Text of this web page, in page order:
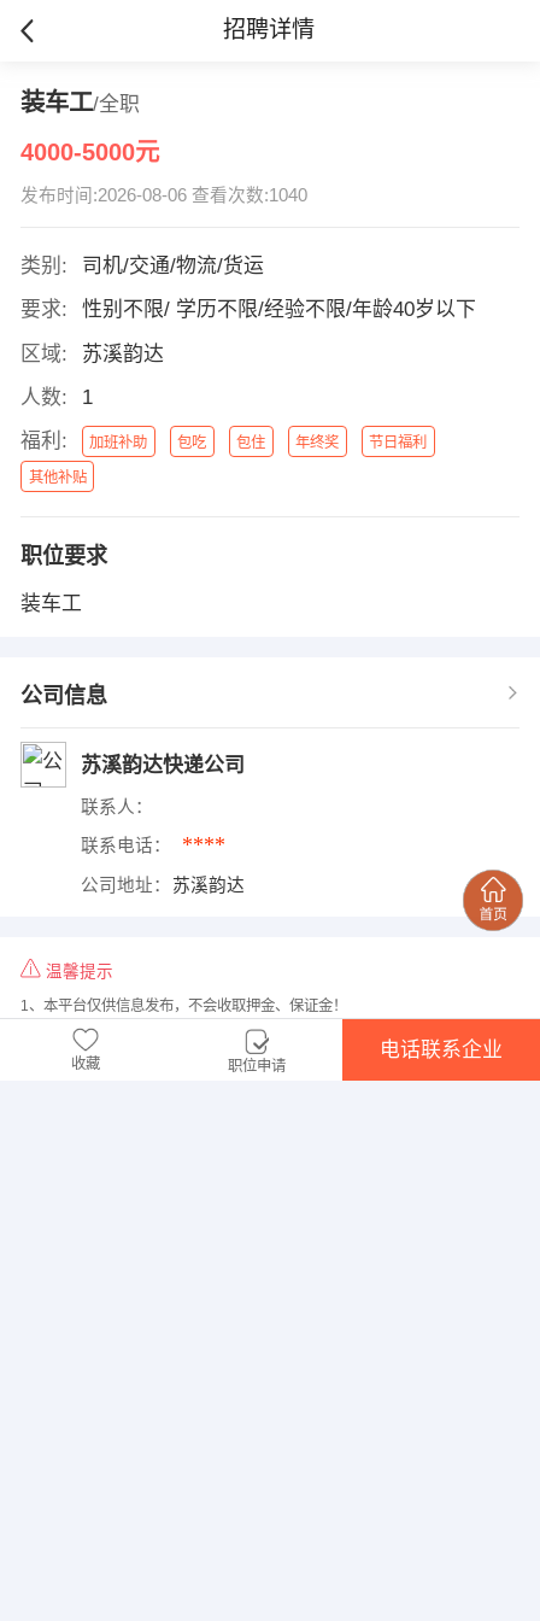
招聘详情
装车工/全职
4000-5000元
发布时间:2026-08-06 查看次数:1040
类别:
司机/交通/物流/货运
要求:
性别不限/ 学历不限/经验不限/年龄40岁以下
区域:
苏溪韵达
人数:
1
福利:
加班补助 包吃 包住 年终奖 节日福利
其他补贴
职位要求
装车工
公司信息
苏溪韵达快递公司
联系人：
联系电话： ****
公司地址： 苏溪韵达
温馨提示
1、本平台仅供信息发布，不会收取押金、保证金！
2、请告知用人单位，是在
苏溪人才网www.saogou.cn上看到该招聘信息的！
收藏
职位申请
电话联系企业